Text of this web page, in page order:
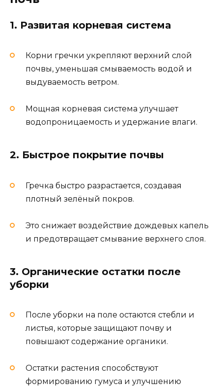
1. Развитая корневая система
Корни гречки укрепляют верхний слой
почвы, уменьшая смываемость водой и
выдуваемость ветром.
Мощная корневая система улучшает
водопроницаемость и удержание влаги.
2. Быстрое покрытие почвы
Гречка быстро разрастается, создавая
плотный зелёный покров.
Это снижает воздействие дождевых капель
и предотвращает смывание верхнего слоя.
3. Органические остатки после
уборки
После уборки на поле остаются стебли и
листья, которые защищают почву и
повышают содержание органики.
Остатки растения способствуют
формированию гумуса и улучшению